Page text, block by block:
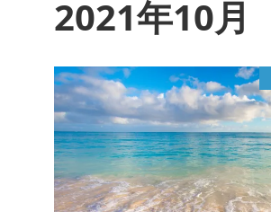
2021年10月